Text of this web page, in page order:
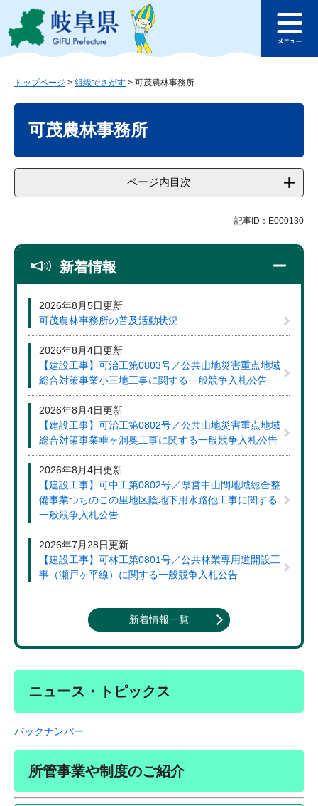
ジ
ュ
このページの本文へ
ュ
トップページ > 組織でさがす > 可茂農林事務所
可茂農林事務所
ページ内目次
記事ID：E000130
新着情報
2026年8月5日更新
可茂農林事務所の普及活動状況
2026年8月4日更新
【建設工事】可治工第0803号／公共山地災害重点地域
総合対策事業小三地工事に関する一般競争入札公告
2026年8月4日更新
【建設工事】可治工第0802号／公共山地災害重点地域
総合対策事業垂ヶ洞奥工事に関する一般競争入札公告
2026年8月4日更新
【建設工事】可中工第0802号／県営中山間地域総合整
備事業つちのこの里地区陰地下用水路他工事に関する
一般競争入札公告
2026年7月28日更新
【建設工事】可林工第0801号／公共林業専用道開設工
事（瀬戸ヶ平線）に関する一般競争入札公告
新着情報一覧
ニュース・トピックス
バックナンバー
所管事業や制度のご紹介